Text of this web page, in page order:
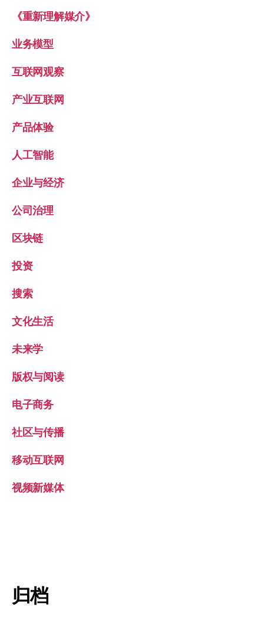
《重新理解媒介》
业务模型
互联网观察
产业互联网
产品体验
人工智能
企业与经济
公司治理
区块链
投资
搜索
文化生活
未来学
版权与阅读
电子商务
社区与传播
移动互联网
视频新媒体
归档